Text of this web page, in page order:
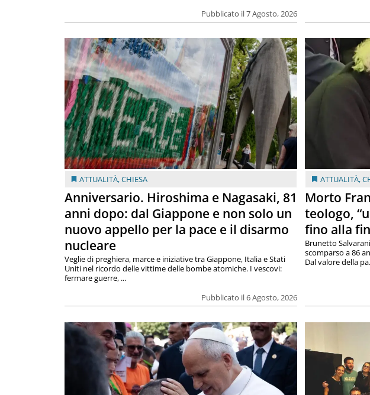
Pubblicato il 7 Agosto, 2026
ATTUALITÀ,CHIESA
Anniversario. Hiroshima e Nagasaki, 81
anni dopo: dal Giappone e non solo un
nuovo appello per la pace e il disarmo
nucleare
Pubblicato il 6 Agosto, 2026
Veglie di preghiera, marce e iniziative tra Giappone, Italia e Stati
Uniti nel ricordo delle vittime delle bombe atomiche. I vescovi:
fermare guerre, ...
ATTUALITÀ,
Morto
teologo,
fino alla
Brunetto
scomparso a 86
Dal valore della